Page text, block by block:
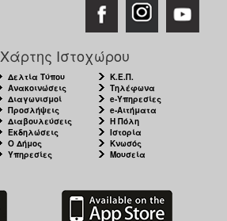
Χάρτης Ιστοχώρου
Δελτία Τύπου
Ανακοινώσεις
Διαγωνισμοί
Προσλήψεις
Διαβουλεύσεις
Εκδηλώσεις
Ο Δήμος
Υπηρεσίες
Κ.Ε.Π.
Τηλέφωνα
e-Υπηρεσίες
e-Αιτήματα
Η Πόλη
Ιστορία
Κνωσός
Μουσεία